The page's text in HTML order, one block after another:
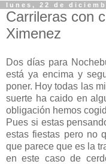
lunes, 22 de
Carrileras con
Ximenez
Dos días para
está ya encima y
poner. Hoy todas las
suerte ha caido en
obligación hemos
Pues si estas
estas fiestas pero no
que parece que es la
en este caso de